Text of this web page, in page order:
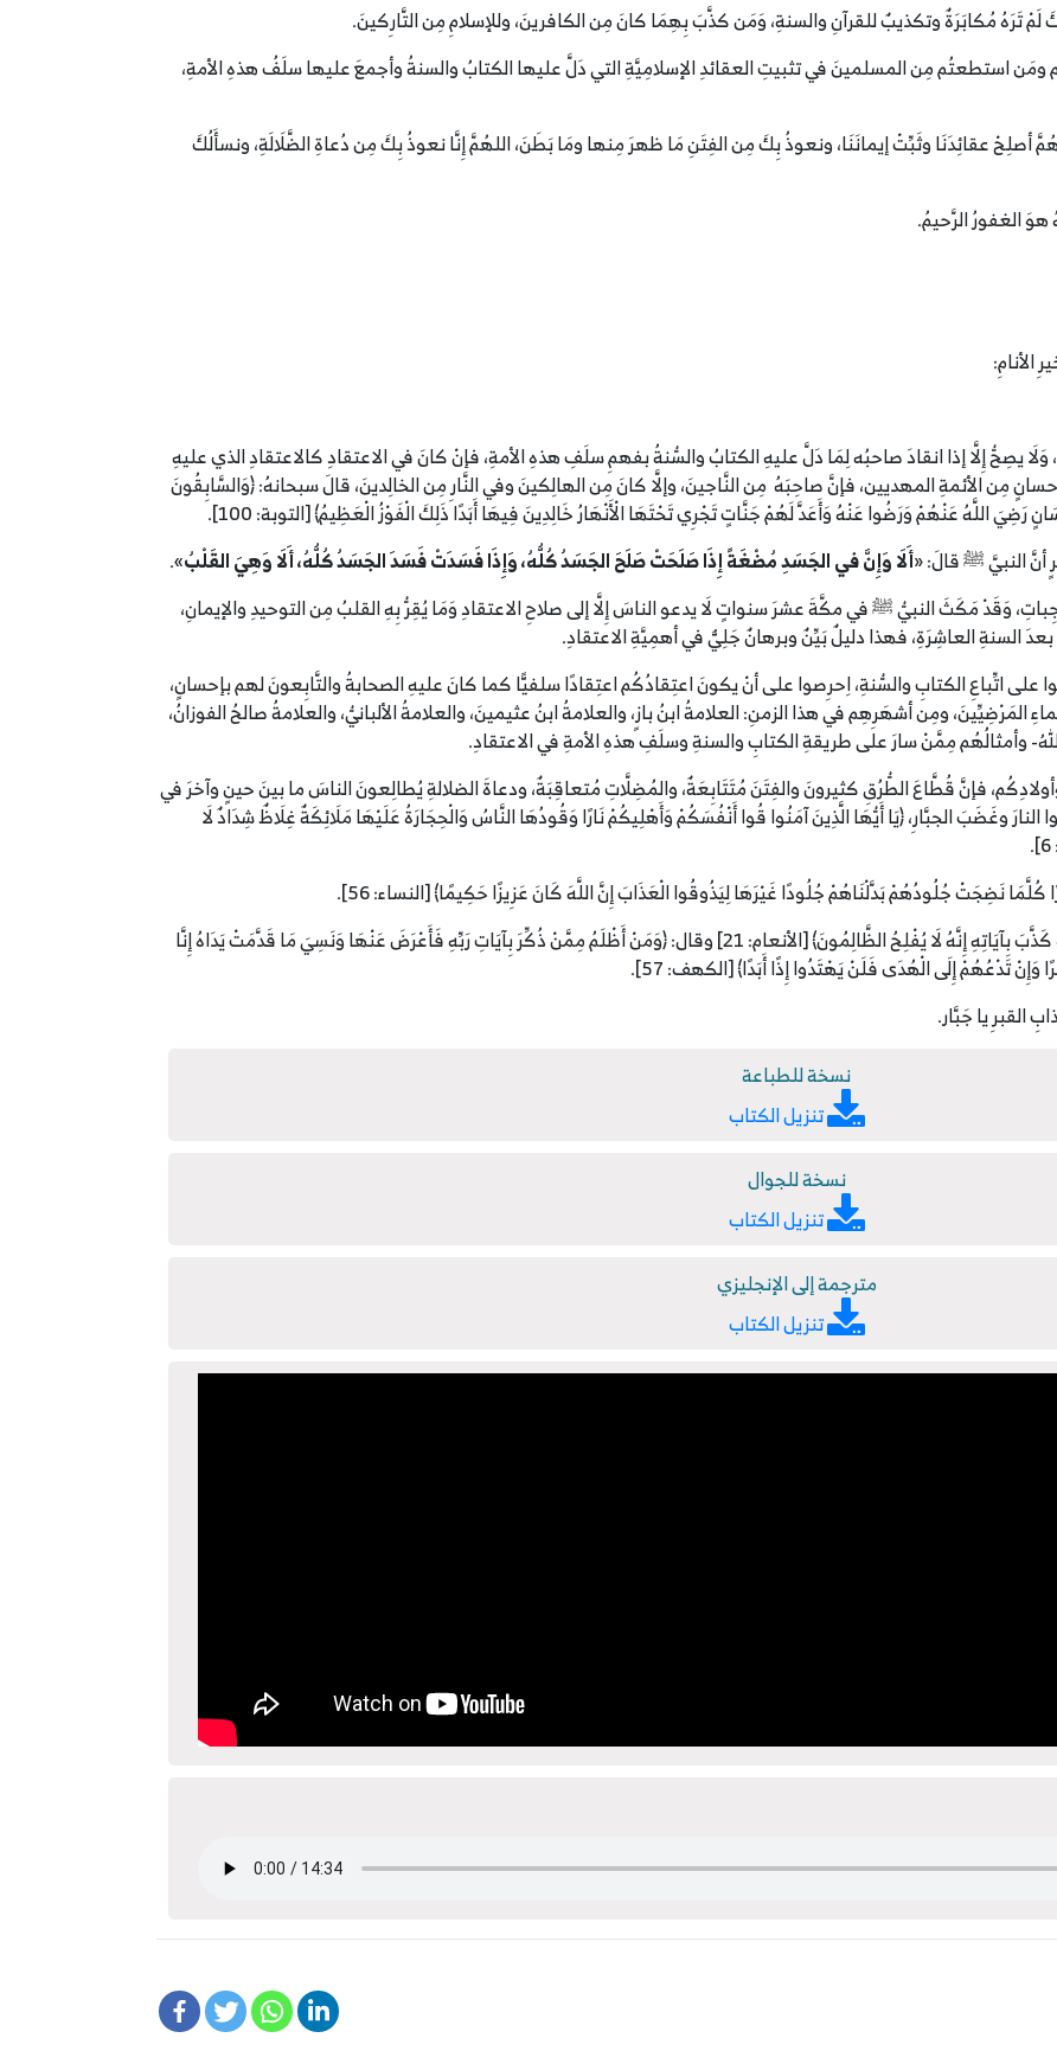
لَمْ تَرَهُ مُكابَرَةٌ وتكذيبٌ للقرآنِ والسنةِ، وَمَن كذَّبَ بِهِمَا كانَ مِن الكافرينَ، وللإسلامِ مِن التَّارِكينَ.
ومَن استطعتُم مِن المسلمينَ في تثبيتِ العقائدِ الإسلامِيَّةِ التي دَلَّ عليها الكتابُ والسنةُ وأجمعَ عليها سلَفُ هذهِ الأمةِ،
أصلِحْ عقائِدَنَا وثَبِّتْ إيمانَنَا، ونعوذُ بِكَ مِن الفِتَنِ مَا ظهرَ مِنها ومَا بَطَنَ، اللهُمَّ إِنَّا نعوذُ بِكَ مِن دُعاةِ الضَّلَالَةِ، ونسأَلُكَ
الغفورُ الرَّحيمُ.
الأنامِ:
وَلَا يصِحُّ إِلَّا إذا انقادَ صاحبُه لِمَا دَلَّ عليهِ الكتابُ والسُّنةُ بفهمِ سلَفِ هذهِ الأمةِ، فإنْ كانَ في الاعتقادِ كالاعتقادِ الذي عليهِ
مِن الأئمةِ المهديين، فإنَّ صاحِبَهُ مِن النَّاجينَ، وإلَّا كانَ مِن الهالِكينَ وفي النَّارِ مِن الخالِدينَ، قالَ سبحانهُ: ﴿‌وَالسَّابِقُونَ
رَضِيَ اللَّهُ عَنْهُمْ وَرَضُوا عَنْهُ وَأَعَدَّ لَهُمْ جَنَّاتٍ تَجْرِي تَحْتَهَا الْأَنْهَارُ خَالِدِينَ فِيهَا أَبَدًا ذَلِكَ الْفَوْزُ الْعَظِيمُ﴾ [التوبة: 100].
أنَّ النبيَّ ﷺ قالَ: «أَلَا وَإِنَّ في الجَسَدِ مُضْغَةً إِذَا صَلَحَتْ صَلَحَ الجَسَدُ كُلُّهُ، وَإِذَا فَسَدَتْ فَسَدَ الجَسَدُ كُلُّهُ، أَلَا وَهِيَ القَلْبُ».
وَقَدْ مَكَثَ النبيُّ ﷺ في مكَّةَ عشرَ سنواتٍ لَا يدعو الناسَ إِلَّا إلى صلاحِ الاعتقادِ وَمَا يُقِرُّ بِهِ القلبُ مِن التوحيدِ والإيمانِ،
السنةِ العاشِرَةِ، فهذا دليلٌ بَيِّنٌ وبرهانٌ جَلِيٌّ في أهمِيَّةِ الاعتقادِ.
اتِّباعِ الكتابِ والسُّنةِ، اِحرِصوا على أنْ يكونَ اعتِقادُكُم اعتِقادًا سلفيًّا كما كانَ عليهِ الصحابةُ والتَّابِعونَ لهم بإحسانٍ،
المَرْضِيِّينَ، ومِن أشهَرِهِم في هذا الزمنِ: العلامةُ ابنُ بازٍ، والعلامةُ ابنُ عثيمينَ، والعلامةُ الألبانيُّ، والعلامةُ صالحُ الفوزانُ،
وأمثالُهُم مِمَّنْ سارَ على طريقةِ الكتابِ والسنةِ وسلَفِ هذهِ الأمةِ في الاعتقادِ.
فإنَّ قُطَّاعَ الطُّرُقِ كثيرونَ والفِتَنَ مُتَتَابِعَةٌ، والمُضِلَّاتِ مُتعاقِبَةٌ، ودعاةَ الضلالةِ يُطالِعونَ الناسَ ما بينَ حينٍ وآخرَ في
وغَضَبَ الجبَّارِ، ﴿يَا أَيُّهَا الَّذِينَ آمَنُوا قُوا أَنْفُسَكُمْ ‌وَأَهْلِيكُمْ ‌نَارًا وَقُودُهَا النَّاسُ وَالْحِجَارَةُ عَلَيْهَا مَلَائِكَةٌ غِلَاظٌ شِدَادٌ لَا
‌نَضِجَتْ جُلُودُهُمْ بَدَّلْنَاهُمْ جُلُودًا غَيْرَهَا لِيَذُوقُوا الْعَذَابَ إِنَّ اللَّهَ كَانَ عَزِيزًا حَكِيمًا﴾ [النساء: 56].
وقال تعالى: ﴿وَمَنْ ‌أَظْلَمُ ‌مِمَّنِ افْتَرَى عَلَى اللَّهِ كَذِبًا أَوْ كَذَّبَ بِآيَاتِهِ إِنَّهُ لَا يُفْلِحُ الظَّالِمُونَ﴾ [الأنعام: 21] وقال: ﴿وَمَنْ أَظْلَمُ مِمَّنْ ‌ذُكِّرَ ‌بِآيَاتِ رَبِّهِ فَأَعْرَضَ عَنْهَا وَنَسِيَ مَا قَدَّمَتْ يَدَاهُ إِنَّا
تَدْعُهُمْ إِلَى الْهُدَى فَلَنْ يَهْتَدُوا إِذًا أَبَدًا﴾ [الكهف: 57].
القبرِ يا جَبَّار.
نسخة للطباعة
تنزيل الكتاب
نسخة للجوال
تنزيل الكتاب
مترجمة إلى الإنجليزي
تنزيل الكتاب